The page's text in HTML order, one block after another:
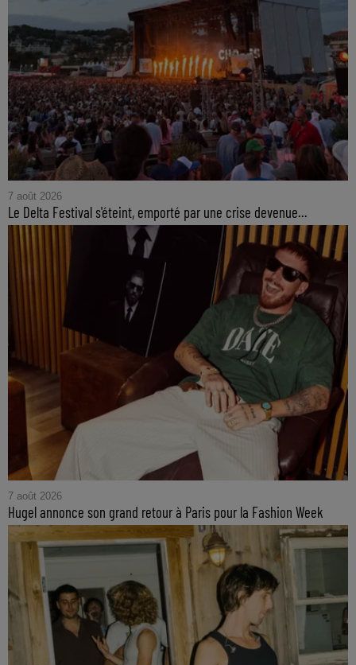
7 août 2026
Le Delta Festival s'éteint, emporté par une crise devenue...
7 août 2026
Hugel annonce son grand retour à Paris pour la Fashion Week